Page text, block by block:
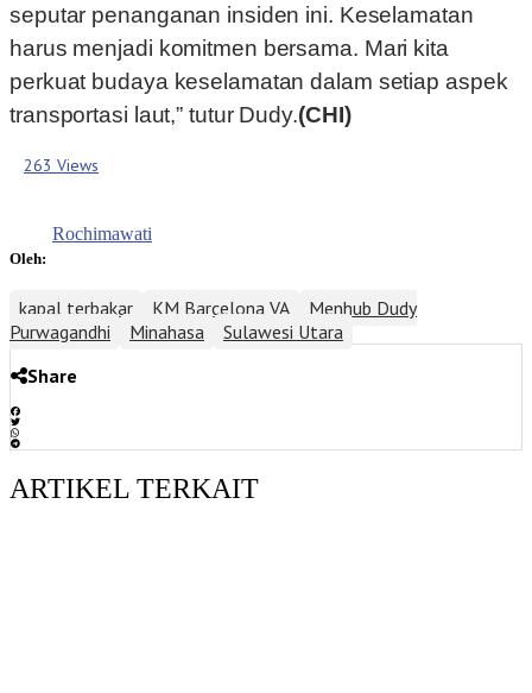
seputar penanganan insiden ini. Keselamatan
harus menjadi komitmen bersama. Mari kita
perkuat budaya keselamatan dalam setiap aspek
transportasi laut,” tutur Dudy.(CHI)
263 Views
Oleh:
Rochimawati
kapal terbakar KM Barcelona VA
Menhub Dudy
Purwagandhi
Minahasa
Sulawesi Utara
Share
ARTIKEL TERKAIT